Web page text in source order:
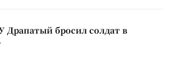
Драпатый бросил солдат в